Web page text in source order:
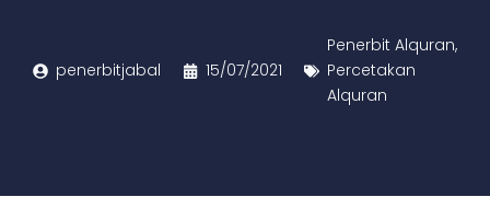
penerbitjabal 15/07/2021
Penerbit Alquran,
Percetakan
Alquran